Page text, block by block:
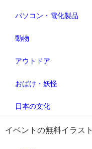
パソコン・電化製品
動物
アウトドア
おばけ・妖怪
日本の文化
イベントの無料イラスト